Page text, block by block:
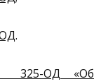
.
325-ОД «Об